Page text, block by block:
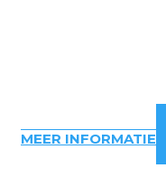
MEER INFORMATIE